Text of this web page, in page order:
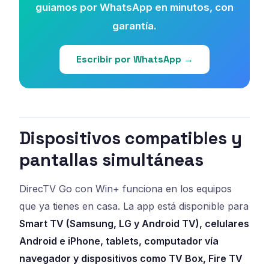
guiamos por WhatsApp en minutos, con
garantía.
Escribir por WhatsApp →
Dispositivos compatibles y
pantallas simultáneas
DirecTV Go con Win+ funciona en los equipos
que ya tienes en casa. La app está disponible para
Smart TV (Samsung, LG y Android TV), celulares
Android e iPhone, tablets, computador vía
navegador y dispositivos como TV Box, Fire TV